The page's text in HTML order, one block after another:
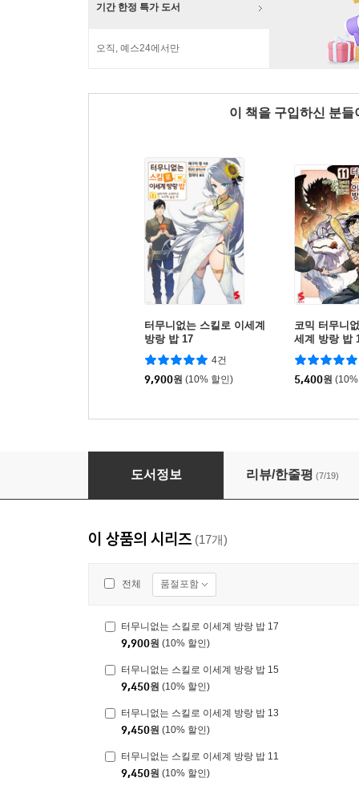
기간 한정 특가 도서
오직, 예스24에서만
이 책을 구입하신 분
터무니없는 스킬로 이세계
방랑 밥 17
4건
9,900원 (10% 할인)
코믹 터무니
세계 방랑 밥
5,400원
터무니없는 스킬로 이세계 방랑 밥 11
도서정보 리뷰/한줄평 (7/19)
이 상품의 시리즈 (17개)
전체 품절포함
터무니없는 스킬로 이세계 방랑 밥 17
9,900원 (10% 할인)
터무니없는 스킬로 이세계 방랑 밥 15
9,450원 (10% 할인)
터무니없는 스킬로 이세계 방랑 밥 13
9,450원 (10% 할인)
터무니없는 스킬로 이세계 방랑 밥 11
9,450원 (10% 할인)